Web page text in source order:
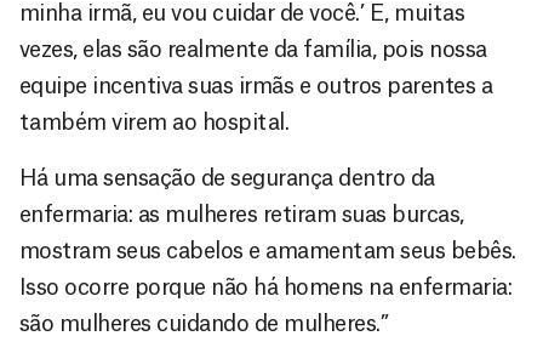
minha irmã, eu vou cuidar de você.’ E, muitas
vezes, elas são realmente da família, pois nossa
equipe incentiva suas irmãs e outros parentes a
também virem ao hospital.
Há uma sensação de segurança dentro da
enfermaria: as mulheres retiram suas burcas,
mostram seus cabelos e amamentam seus bebês.
Isso ocorre porque não há homens na enfermaria:
são mulheres cuidando de mulheres.”